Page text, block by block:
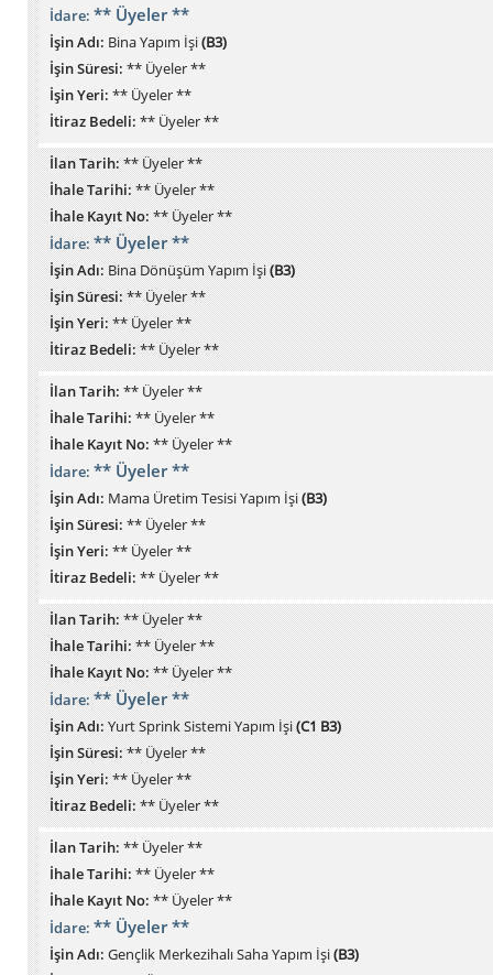
İdare: ** Üyeler **
İşin Adı: Bina Yapım İşi(B3)
İşin Süresi: ** Üyeler **
İşin Yeri: ** Üyeler **
İtiraz Bedeli: ** Üyeler **
İlan Tarih:** Üyeler **
İhale Tarihi:** Üyeler **
İhale Kayıt No:** Üyeler **
İdare:** Üyeler **
İşin Adı:Bina Dönüşüm Yapım İşi(B3)
İşin Süresi:** Üyeler **
İşin Yeri:** Üyeler **
İtiraz Bedeli:** Üyeler **
İlan Tarih: ** Üyeler **
İhale Tarihi: ** Üyeler **
İhale Kayıt No: ** Üyeler **
İdare: ** Üyeler **
İşin Adı: Mama Üretim Tesisi Yapım İşi(B3)
İşin Süresi: ** Üyeler **
İşin Yeri: ** Üyeler **
İtiraz Bedeli: ** Üyeler **
İlan Tarih:** Üyeler **
İhale Tarihi:** Üyeler **
İhale Kayıt No:** Üyeler **
İdare:** Üyeler **
İşin Adı:Yurt Sprink Sistemi Yapım İşi(C1 B3)
İşin Süresi:** Üyeler **
İşin Yeri:** Üyeler **
İtiraz Bedeli:** Üyeler **
İlan Tarih: ** Üyeler **
İhale Tarihi: ** Üyeler **
İhale Kayıt No: ** Üyeler **
İdare: ** Üyeler **
İşin Adı: Gençlik Merkezihalı Saha Yapım İşi(B3)